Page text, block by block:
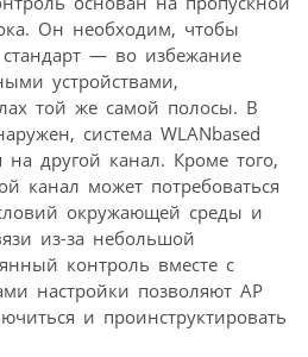
Он необходим, чтобы
стандарт — во избежание
устройствами,
той же самой полосы. В
система WLANbased
другой канал. Кроме того,
канал может потребоваться
окружающей среды и
из-за небольшой
контроль вместе с
настройки позволяют AP
и проинструктировать